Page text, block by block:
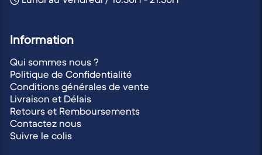
Information
Qui sommes nous ?
Politique de Confidentialité
Conditions générales de vente
Livraison et Délais
Retours et Remboursements
Contactez nous
Suivre le colis